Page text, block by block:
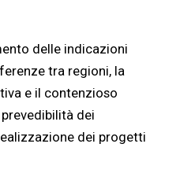
delle indicazioni
tra regioni, la
e il contenzioso
dei
dei progetti